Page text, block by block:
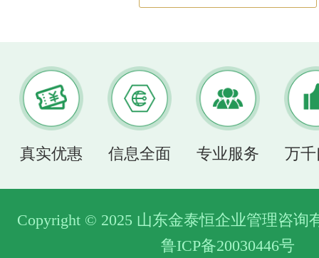
真实优惠 信息全面 专业服务 万
Copyright © 2025 山东金泰恒企业管理咨询
鲁ICP备20030446号